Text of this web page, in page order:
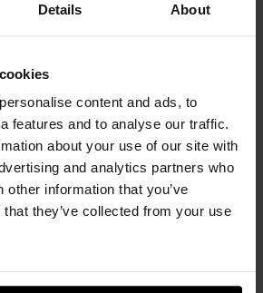
Details About
content and ads, to
features and to analyse our traffic.
about your use of our site with
and analytics partners who
other information that you’ve
they’ve collected from your use
oraz imponujące Bowie 9.45″ z
jelenia i ostrzem z Bohler
a jej wyroby cieszą się
użytkowników
i kolekcjonerów.
TECHNICZNE
Z głownią stałą